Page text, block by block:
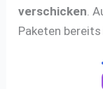
verschicken.
Paketen